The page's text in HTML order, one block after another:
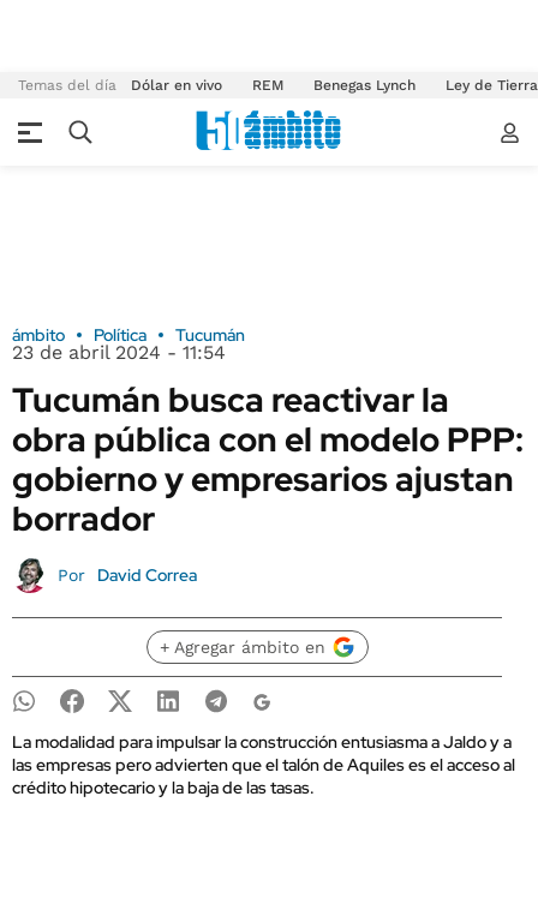
Temas del día Dólar en vivo REM Benegas Lynch Ley de
ámbito Política Tucumán
23 de abril 2024 - 11:54
Tucumán busca reactivar la
obra pública con el modelo PPP:
gobierno y empresarios ajustan
borrador
Por David Correa
+ Agregar ámbito en
La modalidad para impulsar la construcción entusiasma a Jaldo y a
las empresas pero advierten que el talón de Aquiles es el acceso al
crédito hipotecario y la baja de las tasas.